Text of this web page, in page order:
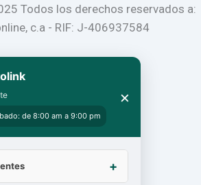
Todos los derechos reservados a:
c.a - RIF: J-406937584
de 8:00 am a 9:00 pm
×